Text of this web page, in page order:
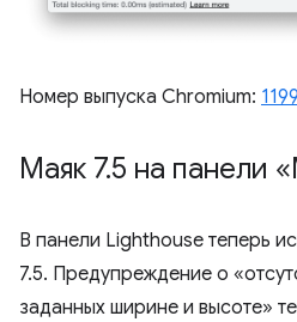
Номер выпуска Chromium:
Маяк 7.5 на панели
В панели Lighthouse теперь
7.5. Предупреждение о
заданных ширине и высоте»